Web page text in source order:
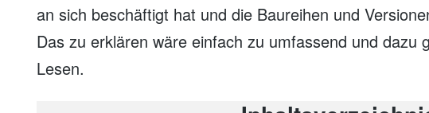
an sich beschäftigt hat und die Baureihen und
Das zu erklären wäre einfach zu umfassend und dazu
Lesen.